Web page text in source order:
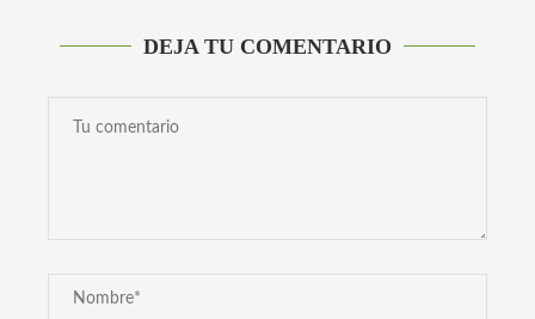
DEJA TU COMENTARIO